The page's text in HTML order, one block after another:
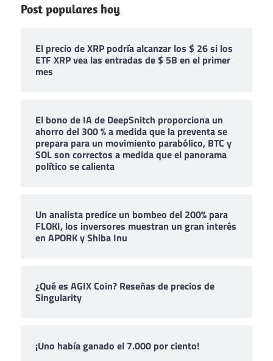
Post populares hoy
El precio de XRP podría alcanzar los $ 26 si los
ETF XRP vea las entradas de $ 5B en el primer
mes
El bono de IA de DeepSnitch proporciona un
ahorro del 300 % a medida que la preventa se
prepara para un movimiento parabólico, BTC y
SOL son correctos a medida que el panorama
político se calienta
Un analista predice un bombeo del 200% para
FLOKI, los inversores muestran un gran interés
en APORK y Shiba Inu
¿Qué es AGIX Coin? Reseñas de precios de
Singularity
¡Uno había ganado el 7.000 por ciento!